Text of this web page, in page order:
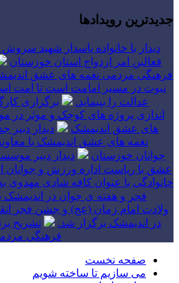
جدیدترین رویدادها
دیدار با خانواده پاسدار شهید
فعالین امر ازدواج استان خوزستان
فرهنگی مردمی نغمه های عشق
نبوت در مسیر امامت است تا امت
عدالت را بپیماید.
برگزاری
اندازی پروژه های کوچک و موثر
های عشق اندیمشک
دیدار
نغمه های عشق اندیمشک با
جوانان خوزستان
دیدار دبیر
عشق با ریاست اداره ورزش و جوانان
خانوادگی با عنوان کافه شادی مهدوی
فجر و هفته ی جوان در اندیمشک
ولادت امام زمان (عج) و جشن فجر
در اندیمشک برگزار شد.
تشریح
فرهنگی
صفحه نخست
می سازیم تا ساخته شویم